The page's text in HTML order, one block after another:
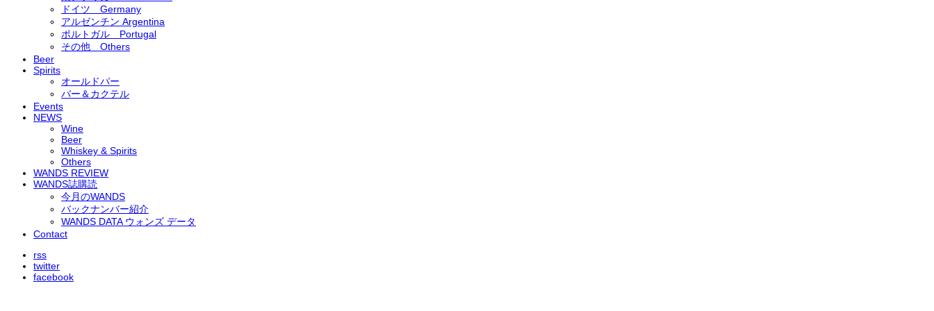
ドイツ Germany
アルゼンチン Argentina
ポルトガル Portugal
その他 Others
Beer
Spirits
オールドパー
バー＆カクテル
Events
NEWS
Wine
Beer
Whiskey & Spirits
Others
WANDS REVIEW
WANDS誌購読
今月のWANDS
バックナンバー紹介
WANDS DATA ウォンズ データ
Contact
rss
twitter
facebook